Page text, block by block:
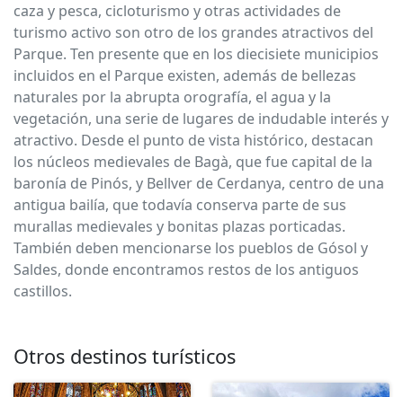
caza y pesca, cicloturismo y otras actividades de
turismo activo son otro de los grandes atractivos del
Parque. Ten presente que en los diecisiete municipios
incluidos en el Parque existen, además de bellezas
naturales por la abrupta orografía, el agua y la
vegetación, una serie de lugares de indudable interés y
atractivo. Desde el punto de vista histórico, destacan
los núcleos medievales de Bagà, que fue capital de la
baronía de Pinós, y Bellver de Cerdanya, centro de una
antigua bailía, que todavía conserva parte de sus
murallas medievales y bonitas plazas porticadas.
También deben mencionarse los pueblos de Gósol y
Saldes, donde encontramos restos de los antiguos
castillos.
Otros destinos turísticos